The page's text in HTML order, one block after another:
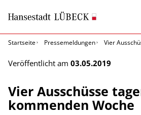
Startseite
Pressemeldungen Vier
Veröffentlicht am 03.05.2019
Vier Ausschüsse
kommenden Woche